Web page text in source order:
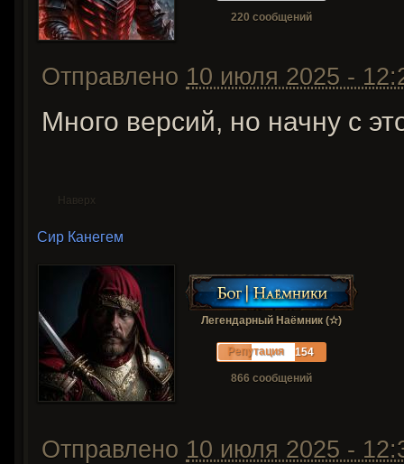
220 сообщений
Отправлено 10 июля 2025 -
Много версий, но начну с
Наверх
Сир Канегем
Легендарный Наёмник (✫)
Репутация 154
866 сообщений
Отправлено 10 июля 2025 -